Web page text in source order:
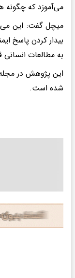
می‌آموزد که چگونه
میچل گفت: این
بیدار کردن پاسخ
به مطالعات انسانی
شده است.